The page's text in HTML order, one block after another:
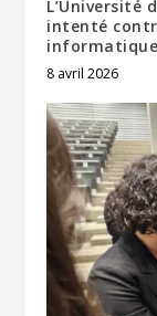
L’Université
intenté
8 avril 2026